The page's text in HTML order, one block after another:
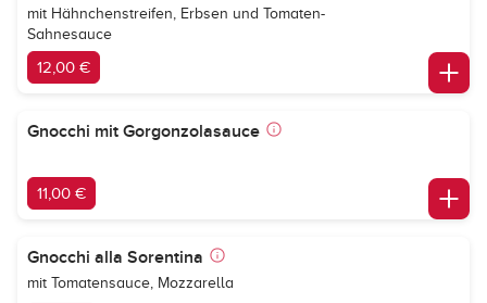
mit Hähnchenstreifen, Erbsen und Tomaten-
Sahnesauce
12,00 €
Gnocchi mit Gorgonzolasauce
11,00 €
Gnocchi alla Sorentina
mit Tomatensauce, Mozzarella